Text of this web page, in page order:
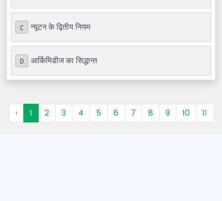
C न्यूटन के द्वितीय नियम
D आर्किमिडीज का सिद्धान्त
‹ 1 2 3 4 5 6 7 8 9 10 11